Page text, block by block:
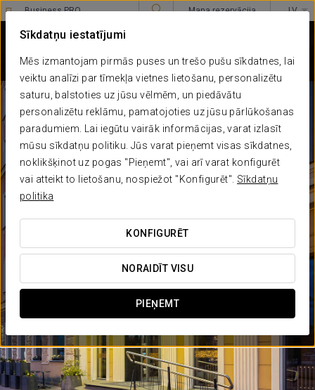
Sīkdatņu iestatījumi
Mēs izmantojam pirmās puses un trešo pušu sīkdatnes, lai
veiktu analīzi par tīmekļa vietnes lietošanu, personalizētu
saturu, balstoties uz jūsu vēlmēm, un piedāvātu
personalizētu reklāmu, pamatojoties uz jūsu pārlūkošanas
paradumiem. Lai iegūtu vairāk informācijas, varat izlasīt
mūsu sīkdatņu politiku. Jūs varat pieņemt visas sīkdatnes,
noklikšķinot uz pogas "Pieņemt", vai arī varat konfigurēt
vai atteikt to lietošanu, nospiežot "Konfigurēt". Sīkdatņu
politika
KONFIGURĒT
NORAIDĪT VISU
PIEŅEMT
Business PRO
Mana rezervācija LV
4 SUPERIOR
Rīga